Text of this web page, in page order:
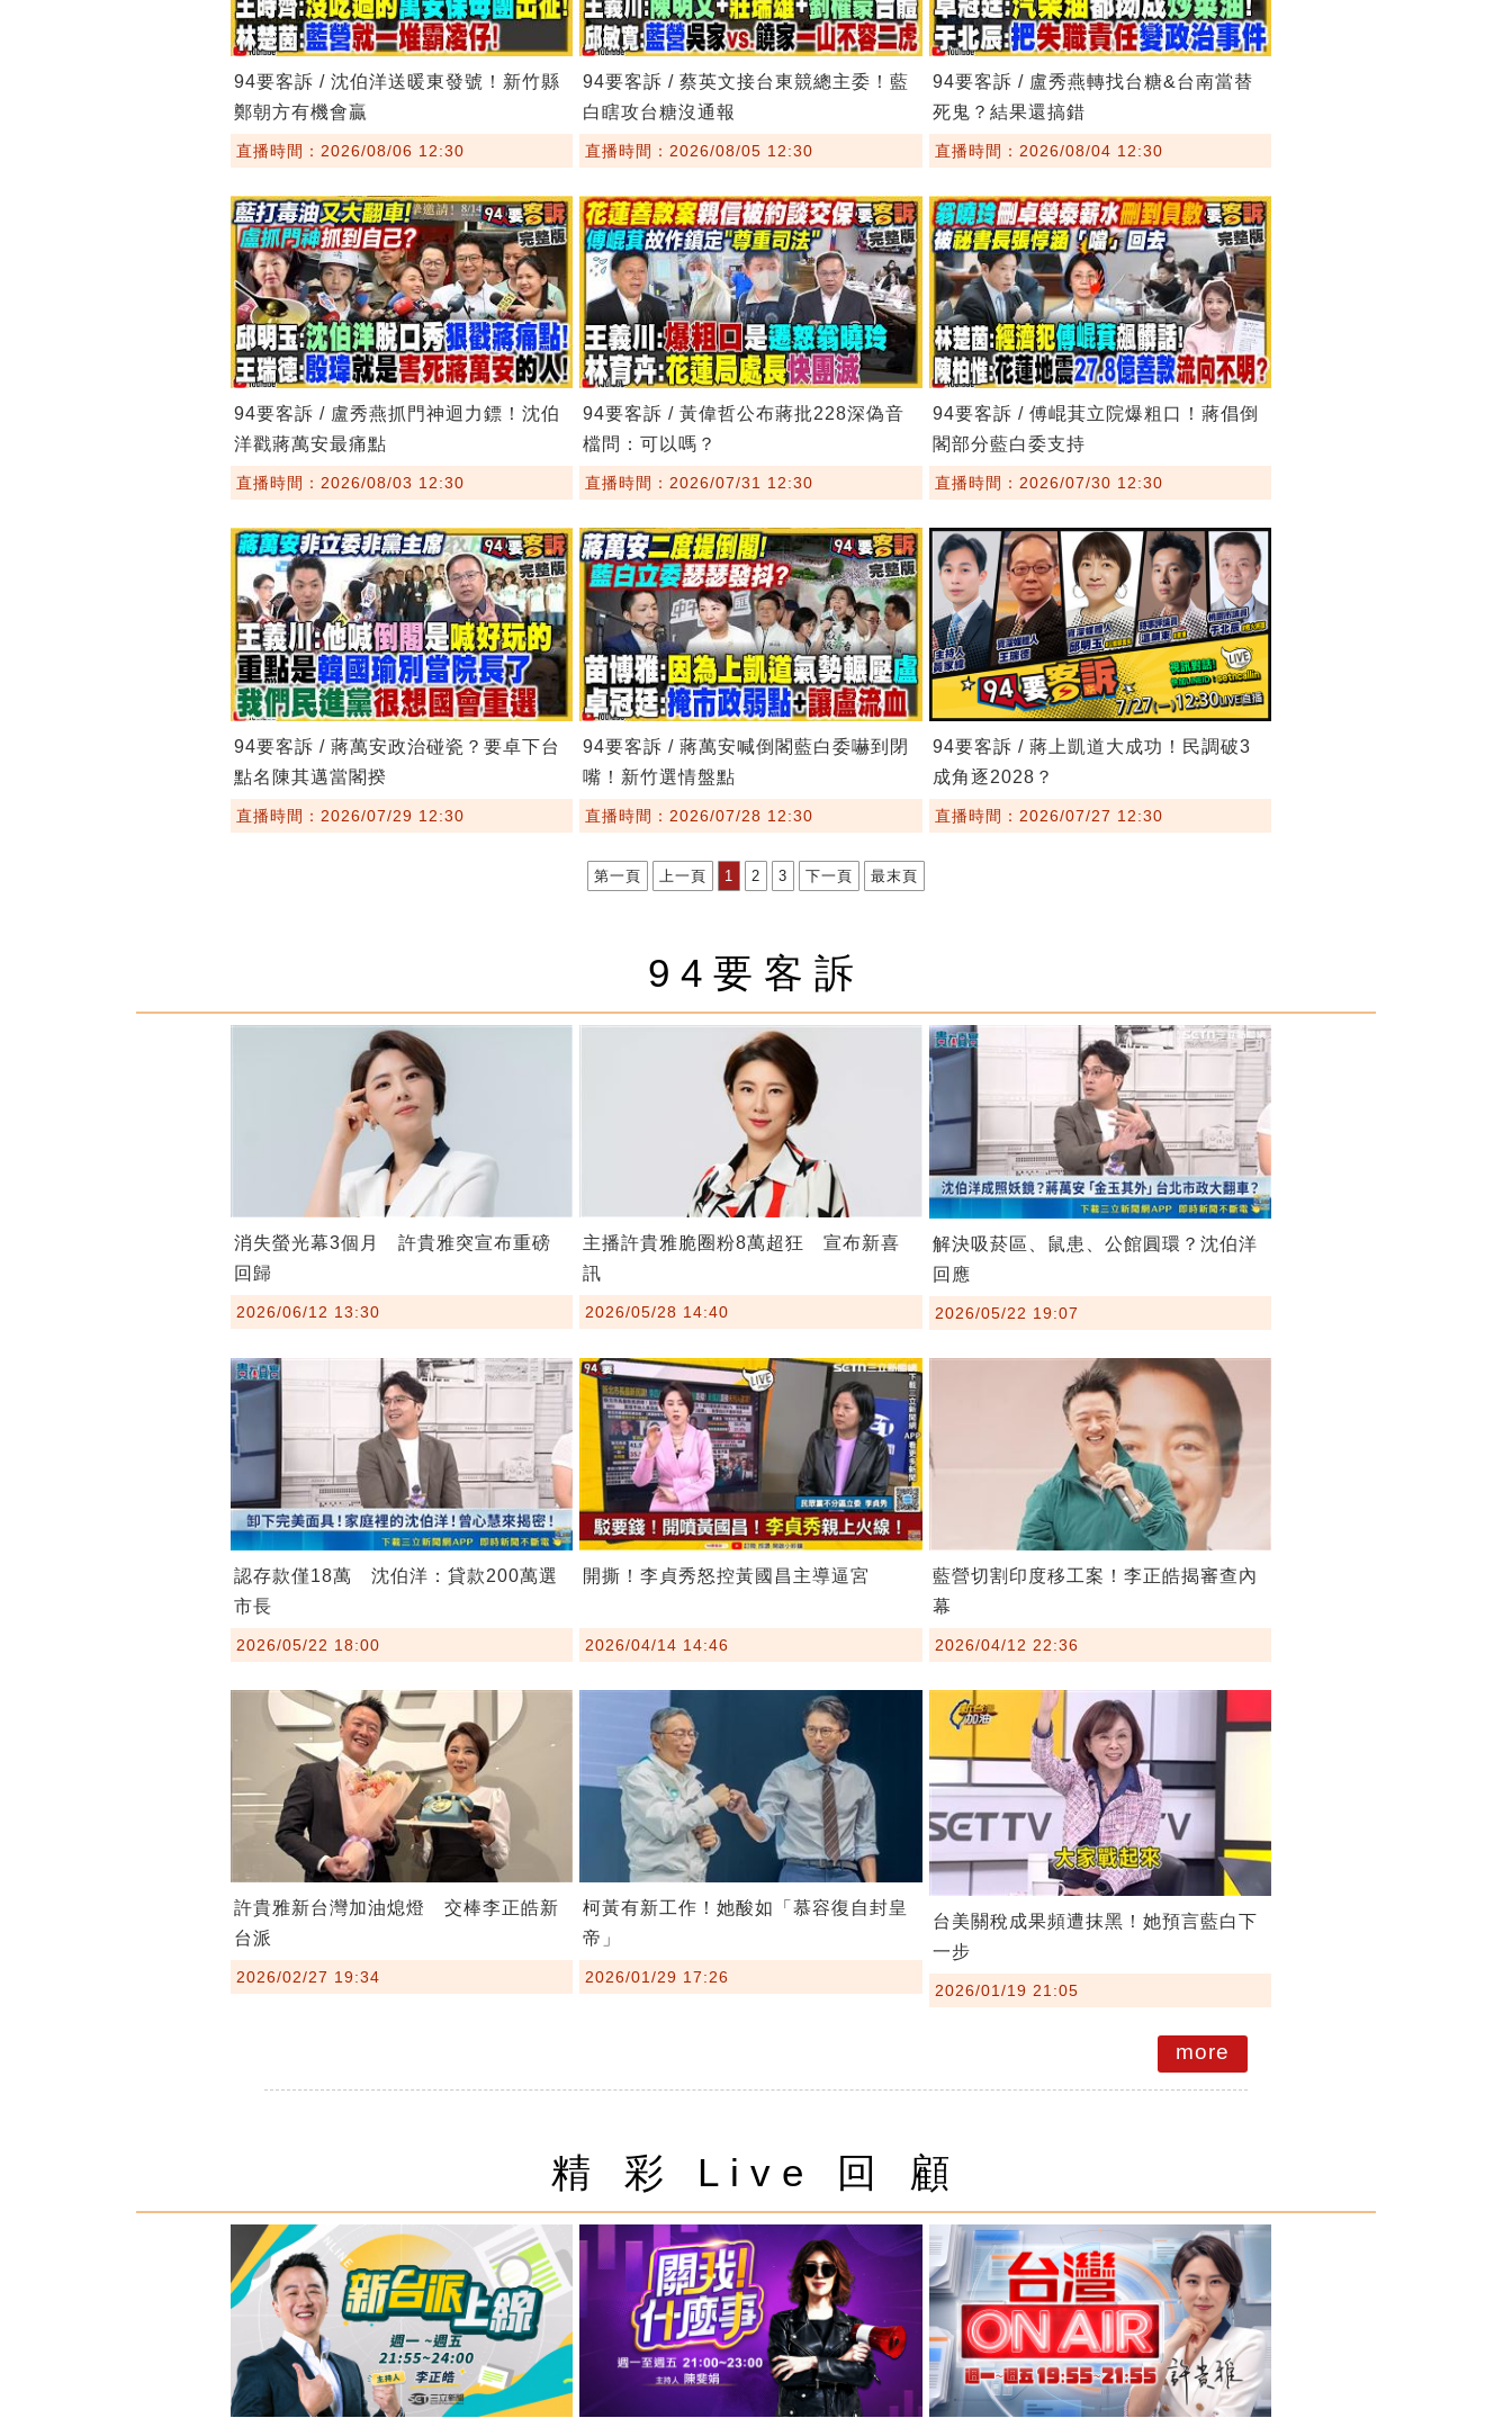
94要客訴 / 沈伯洋送暖東發號！新竹縣
鄭朝方有機會贏
直播時間：2026/08/06 12:30
94要客訴 / 蔡英文接台東競總主委！藍
白瞎攻台糖沒通報
直播時間：2026/08/05 12:30
94要客訴 / 盧秀燕轉找台糖&台南當替
死鬼？結果還搞錯
直播時間：2026/08/04 12:30
94要客訴 / 盧秀燕抓門神迴力鏢！沈伯
洋戳蔣萬安最痛點
直播時間：2026/08/03 12:30
94要客訴 / 黃偉哲公布蔣批228深偽音
檔問：可以嗎？
直播時間：2026/07/31 12:30
94要客訴 / 傅崐萁立院爆粗口！蔣倡倒
閣部分藍白委支持
直播時間：2026/07/30 12:30
94要客訴 / 蔣萬安政治碰瓷？要卓下台
點名陳其邁當閣揆
直播時間：2026/07/29 12:30
94要客訴 / 蔣萬安喊倒閣藍白委嚇到閉
嘴！新竹選情盤點
直播時間：2026/07/28 12:30
94要客訴 / 蔣上凱道大成功！民調破3
成角逐2028？
直播時間：2026/07/27 12:30
第一頁 上一頁 1 2 3 下一頁 最末頁
94要客訴
消失螢光幕3個月 許貴雅突宣布重磅
回歸
2026/06/12 13:30
主播許貴雅脆圈粉8萬超狂 宣布新喜
訊
2026/05/28 14:40
解決吸菸區、鼠患、公館圓環？沈伯洋
回應
2026/05/22 19:07
認存款僅18萬 沈伯洋：貸款200萬選
市長
2026/05/22 18:00
開撕！李貞秀怒控黃國昌主導逼宮
2026/04/14 14:46
藍營切割印度移工案！李正皓揭審查內
幕
2026/04/12 22:36
許貴雅新台灣加油熄燈 交棒李正皓新
台派
2026/02/27 19:34
柯黃有新工作！她酸如「慕容復自封皇
帝」
2026/01/29 17:26
台美關稅成果頻遭抹黑！她預言藍白下
一步
2026/01/19 21:05
more
精 彩 Live 回 顧